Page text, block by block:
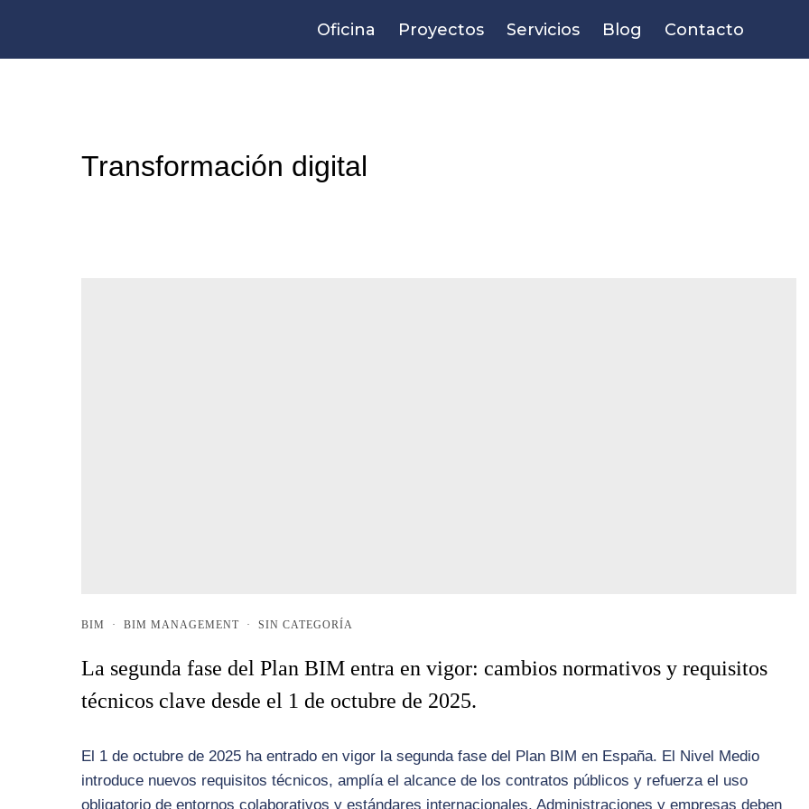
Oficina Proyectos Servicios Blog Contacto
Transformación digital
BIM · BIM MANAGEMENT · SIN CATEGORÍA
La segunda fase del Plan BIM entra en vigor: cambios normativos y requisitos
técnicos clave desde el 1 de octubre de 2025.
El 1 de octubre de 2025 ha entrado en vigor la segunda fase del Plan BIM en España. El Nivel Medio
introduce nuevos requisitos técnicos, amplía el alcance de los contratos públicos y refuerza el uso
obligatorio de entornos colaborativos y estándares internacionales. Administraciones y empresas deben